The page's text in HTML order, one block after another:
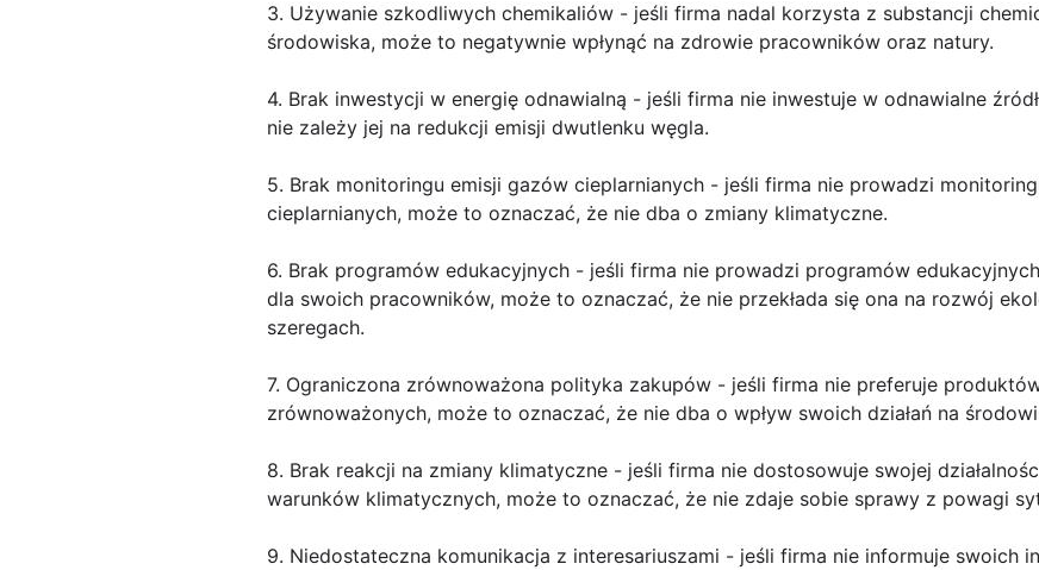
3. Używanie szkodliwych chemikaliów - jeśli firma nadal korzysta z substancji
środowiska, może to negatywnie wpłynąć na zdrowie pracowników oraz natury.
4. Brak inwestycji w energię odnawialną - jeśli firma nie inwestuje w odnawialne
nie zależy jej na redukcji emisji dwutlenku węgla.
5. Brak monitoringu emisji gazów cieplarnianych - jeśli firma nie prowadzi
cieplarnianych, może to oznaczać, że nie dba o zmiany klimatyczne.
6. Brak programów edukacyjnych - jeśli firma nie prowadzi programów
dla swoich pracowników, może to oznaczać, że nie przekłada się ona na rozwój
szeregach.
7. Ograniczona zrównoważona polityka zakupów - jeśli firma nie preferuje
zrównoważonych, może to oznaczać, że nie dba o wpływ swoich działań na
8. Brak reakcji na zmiany klimatyczne - jeśli firma nie dostosowuje swojej
warunków klimatycznych, może to oznaczać, że nie zdaje sobie sprawy z powagi
9. Niedostateczna komunikacja z interesariuszami - jeśli firma nie informuje swoich